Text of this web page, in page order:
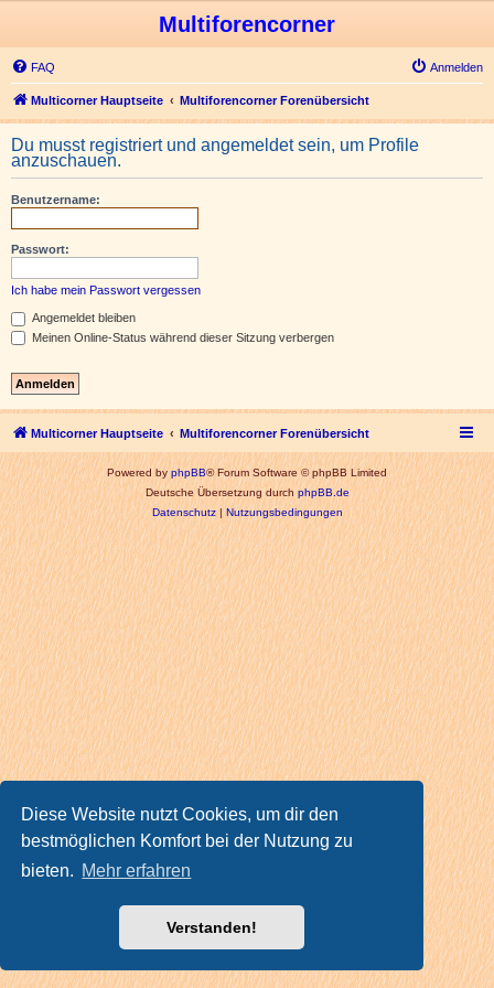
Diese Website nutzt Cookies, um dir den
bestmöglichen Komfort bei der Nutzung zu
bieten. Mehr erfahren
Verstanden!
Multiforencorner
FAQ Anmelden
Multicorner Hauptseite Multiforencorner Forenübersicht
Du musst registriert und angemeldet sein, um Profile
anzuschauen.
Benutzername:
Passwort:
Ich habe mein Passwort vergessen
Angemeldet bleiben
Meinen Online-Status während dieser Sitzung verbergen
Multicorner Hauptseite Multiforencorner Forenübersicht
Powered byphpBB® Forum Software © phpBB Limited
Deutsche Übersetzung durchphpBB.de
Datenschutz|Nutzungsbedingungen